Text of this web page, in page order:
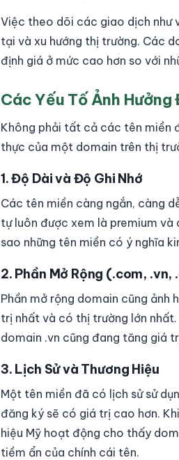
Việc theo dõi các giao dịch như
tại và xu hướng thị trường. Các
định giá ở mức cao hơn so với
Các Yếu Tố Ảnh Hưởng
Không phải tất cả các tên miền
thực của một domain trên thị
1. Độ Dài và Độ Ghi Nhớ
Các tên miền càng ngắn, càng
tự luôn được xem là premium
sao những tên miền có ý nghĩa
2. Phần Mở Rộng (.com, .vn,
Phần mở rộng domain cũng
trị nhất và có thị trường lớn
domain .vn cũng đang tăng giá
3. Lịch Sử và Thương Hiệu
Một tên miền đã có lịch sử sử
đăng ký sẽ có giá trị cao hơn.
hiệu Mỹ hoạt động cho thấy
tiềm ẩn của chính cái tên.